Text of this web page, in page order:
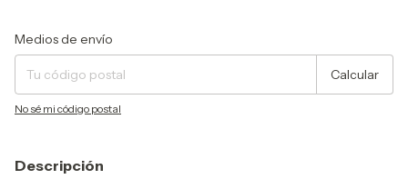
Entregas para el CP:
Medios de envío
Calcular
No sé mi código postal
Descripción